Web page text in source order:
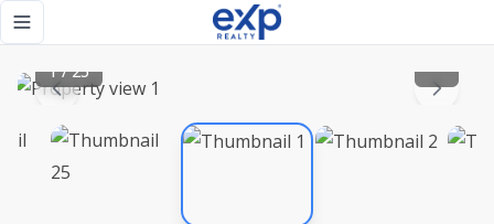
Toggle navigation menu
1/25
Un Hogar para Toda la Vida: Apartamento de Piso